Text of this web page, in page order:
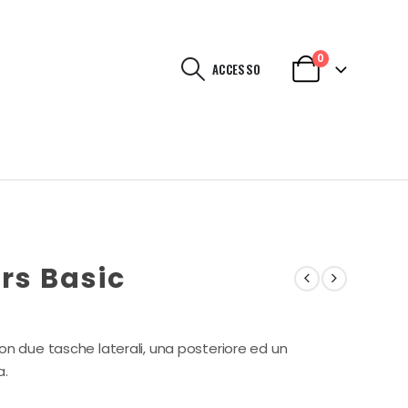
ACCESSO
0
Basic
due tasche laterali, una posteriore ed un